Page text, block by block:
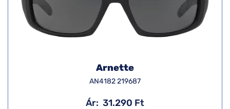
Arnette
AN4182 219687
Ár: 31.290 Ft